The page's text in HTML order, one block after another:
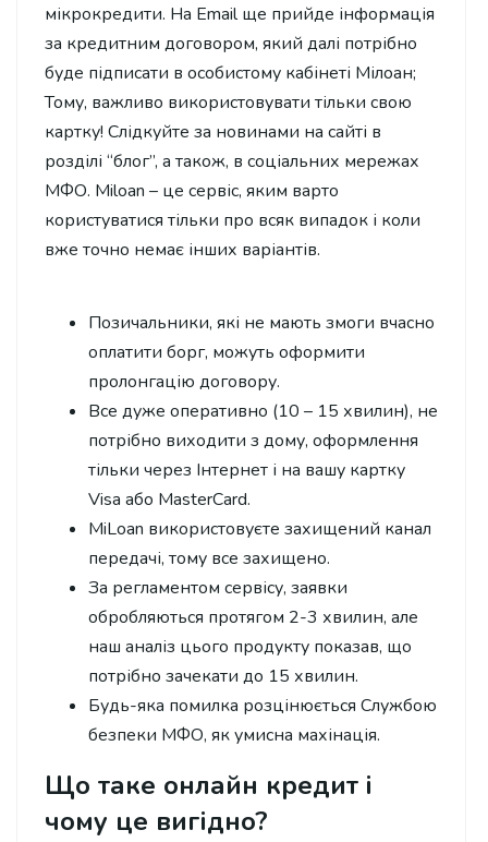
мікрокредити. На Email ще прийде інформація
за кредитним договором, який далі потрібно
буде підписати в особистому кабінеті Мілоан;
Тому, важливо використовувати тільки свою
картку! Слідкуйте за новинами на сайті в
розділі “блог”, а також, в соціальних мережах
МФО. Miloan – це сервіс, яким варто
користуватися тільки про всяк випадок і коли
вже точно немає інших варіантів.
Позичальники, які не мають змоги вчасно
оплатити борг, можуть оформити
пролонгацію договору.
Все дуже оперативно (10 – 15 хвилин), не
потрібно виходити з дому, оформлення
тільки через Інтернет і на вашу картку
Visa або MasterCard.
MiLoan використовуєте захищений канал
передачі, тому все захищено.
За регламентом сервісу, заявки
обробляються протягом 2-3 хвилин, але
наш аналіз цього продукту показав, що
потрібно зачекати до 15 хвилин.
Будь-яка помилка розцінюється Службою
безпеки МФО, як умисна махінація.
Що таке онлайн кредит і
чому це вигідно?